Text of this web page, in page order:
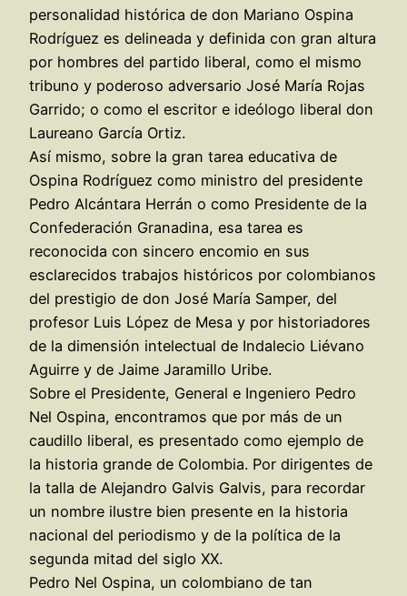
personalidad histórica de don Mariano Ospina
Rodríguez es delineada y definida con gran altura
por hombres del partido liberal, como el mismo
tribuno y poderoso adversario José María Rojas
Garrido; o como el escritor e ideólogo liberal don
Laureano García Ortiz.
Así mismo, sobre la gran tarea educativa de
Ospina Rodríguez como ministro del presidente
Pedro Alcántara Herrán o como Presidente de la
Confederación Granadina, esa tarea es
reconocida con sincero encomio en sus
esclarecidos trabajos históricos por colombianos
del prestigio de don José María Samper, del
profesor Luis López de Mesa y por historiadores
de la dimensión intelectual de Indalecio Liévano
Aguirre y de Jaime Jaramillo Uribe.
Sobre el Presidente, General e Ingeniero Pedro
Nel Ospina, encontramos que por más de un
caudillo liberal, es presentado como ejemplo de
la historia grande de Colombia. Por dirigentes de
la talla de Alejandro Galvis Galvis, para recordar
un nombre ilustre bien presente en la historia
nacional del periodismo y de la política de la
segunda mitad del siglo XX.
Pedro Nel Ospina, un colombiano de tan